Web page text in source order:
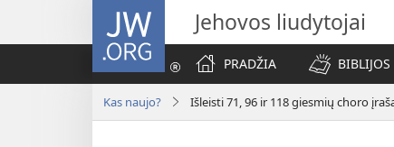
JW.ORG Jehovos liudytojai
PRADŽIA
Kas naujo? Išleisti 71, 96 ir 118 giesmių choro